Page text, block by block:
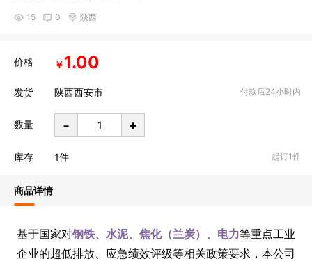
15 0 陕西
价格 ￥1.00
发货 陕西西安市 付款后24小时内
数量 - +
库存 1件 起订1件
商品详情
基于国家对钢铁、水泥、焦化（兰炭）、电力等重点工业
企业的超低排放、应急绩效评级等相关政策要求，本公司